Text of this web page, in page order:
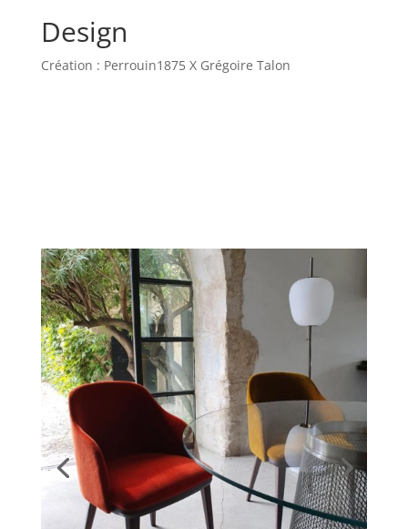
Design
Création : Perrouin1875 X Grégoire Talon